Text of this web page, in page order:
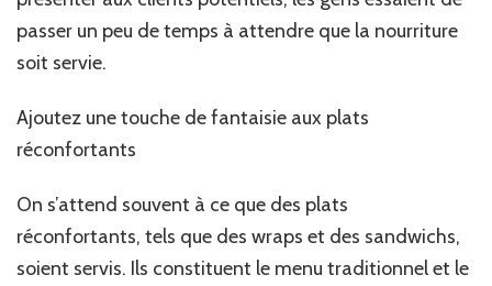
passer un peu de temps à attendre que la nourriture
soit servie.
Ajoutez une touche de fantaisie aux plats
réconfortants
On s’attend souvent à ce que des plats
réconfortants, tels que des wraps et des sandwichs,
soient servis. Ils constituent le menu traditionnel et le